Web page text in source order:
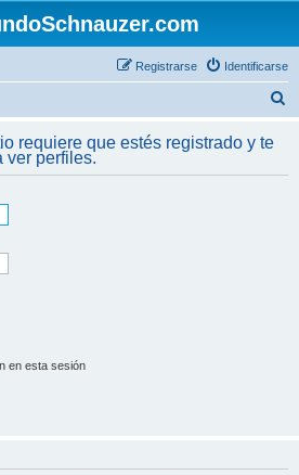
Identificarse
Registrarse
c
requiere que estés registrado y te
ver perfiles.
en esta sesión